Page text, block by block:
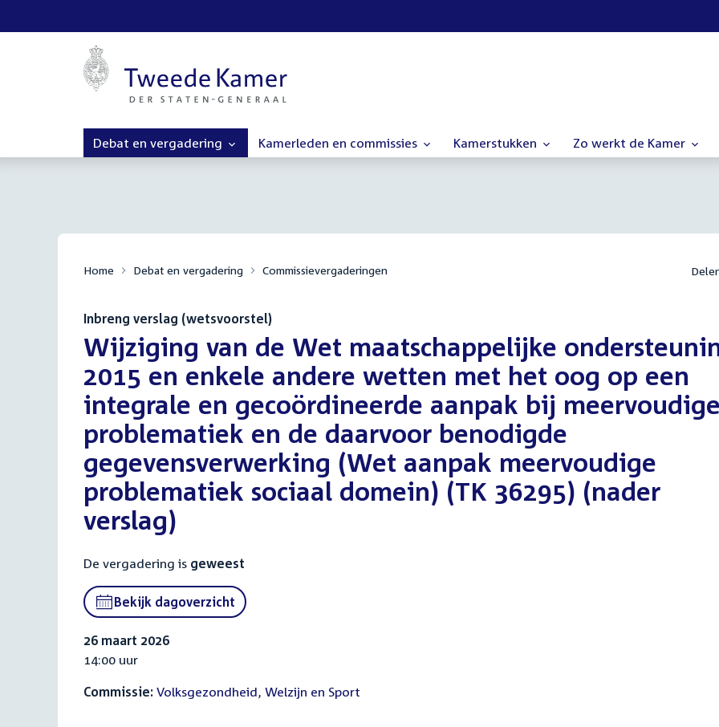
Debat en vergadering Kamerleden en commissies Kamerstukken Zo werkt de Kamer
Home Debat en vergadering Commissievergaderingen
Inbreng verslag (wetsvoorstel)
:Wijziging van de Wet maatschappelijke
2015 en enkele andere wetten met het oog op een
integrale en gecoördineerde aanpak bij
problematiek en de daarvoor benodigde
gegevensverwerking (Wet aanpak meervoudige
problematiek sociaal domein) (TK 36295) (nader
verslag)
De vergadering is geweest
Bekijk dagoverzicht
26 maart 2026
14:00 uur
Commissie: Volksgezondheid, Welzijn en Sport